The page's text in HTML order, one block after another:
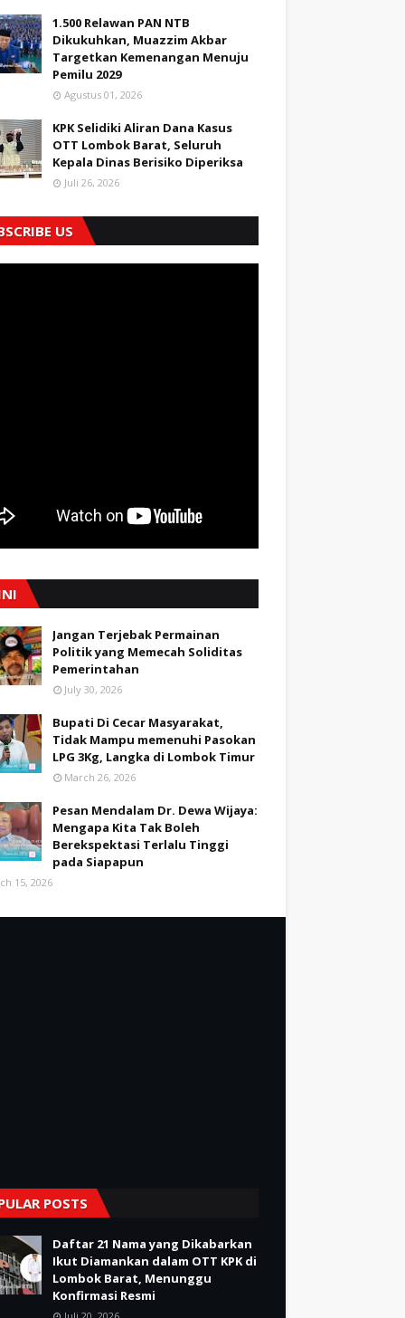
1.500 Relawan PAN NTB
Dikukuhkan, Muazzim Akbar
Targetkan Kemenangan Menuju
Pemilu 2029
Agustus 01, 2026
KPK Selidiki Aliran Dana Kasus
OTT Lombok Barat, Seluruh
Kepala Dinas Berisiko Diperiksa
Juli 26, 2026
US
Jangan Terjebak Permainan
Politik yang Memecah Soliditas
Pemerintahan
July 30, 2026
Bupati Di Cecar Masyarakat,
Tidak Mampu memenuhi Pasokan
LPG 3Kg, Langka di Lombok Timur
March 26, 2026
Pesan Mendalam Dr. Dewa Wijaya:
Mengapa Kita Tak Boleh
Berekspektasi Terlalu Tinggi
pada Siapapun
15, 2026
POSTS
Daftar 21 Nama yang Dikabarkan
Ikut Diamankan dalam OTT KPK di
Lombok Barat, Menunggu
Konfirmasi Resmi